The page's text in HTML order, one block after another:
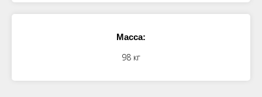
Масса:
98 кг